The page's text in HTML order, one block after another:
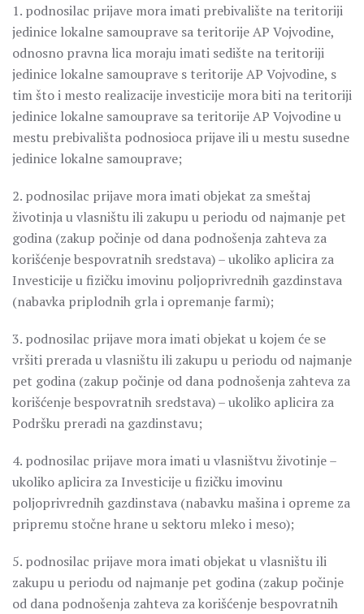
1. podnosilac prijave mora imati prebivalište na teritoriji
jedinice lokalne samouprave sa teritorije AP Vojvodine,
odnosno pravna lica moraju imati sedište na teritoriji
jedinice lokalne samouprave s teritorije AP Vojvodine, s
tim što i mesto realizacije investicije mora biti na teritoriji
jedinice lokalne samouprave sa teritorije AP Vojvodine u
mestu prebivališta podnosioca prijave ili u mestu susedne
jedinice lokalne samouprave;
2. podnosilac prijave mora imati objekat za smeštaj
životinja u vlasništu ili zakupu u periodu od najmanje pet
godina (zakup počinje od dana podnošenja zahteva za
korišćenje bespovratnih sredstava) – ukoliko aplicira za
Investicije u fizičku imovinu poljoprivrednih gazdinstava
(nabavka priplodnih grla i opremanje farmi);
3. podnosilac prijave mora imati objekat u kojem će se
vršiti prerada u vlasništu ili zakupu u periodu od najmanje
pet godina (zakup počinje od dana podnošenja zahteva za
korišćenje bespovratnih sredstava) – ukoliko aplicira za
Podršku preradi na gazdinstavu;
4. podnosilac prijave mora imati u vlasništvu životinje –
ukoliko aplicira za Investicije u fizičku imovinu
poljoprivrednih gazdinstava (nabavku mašina i opreme za
pripremu stočne hrane u sektoru mleko i meso);
5. podnosilac prijave mora imati objekat u vlasništu ili
zakupu u periodu od najmanje pet godina (zakup počinje
od dana podnošenja zahteva za korišćenje bespovratnih